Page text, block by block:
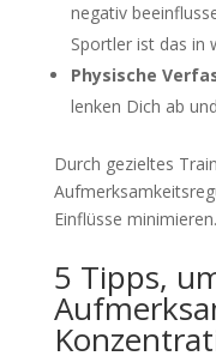
negativ
Sportler ist das in
Physische
lenken Dich ab
Durch gezieltes
Einflüsse minimieren.
5 Tipps,